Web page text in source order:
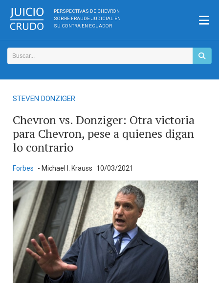
PERSPECTIVAS DE CHEVRON
SOBRE FRAUDE JUDICIAL EN
SU CONTRA EN ECUADOR
STEVEN DONZIGER
Chevron vs. Donziger: Otra victoria
para Chevron, pese a quienes digan
lo contrario
Forbes - Michael I. Krauss 10/03/2021